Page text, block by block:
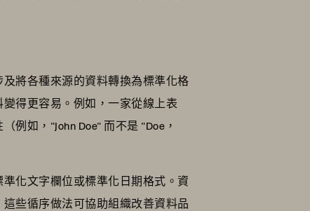
將各種來源的資料轉換為標準化格
得更容易。例如，一家從線上表
如，"John Doe" 而不是 "Doe，
化文字欄位或標準化日期格式。資
些循序做法可協助組織改善資料品